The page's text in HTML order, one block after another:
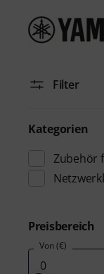
Filter
Kategorien
Zubehör
Preisbereich
Von (€)